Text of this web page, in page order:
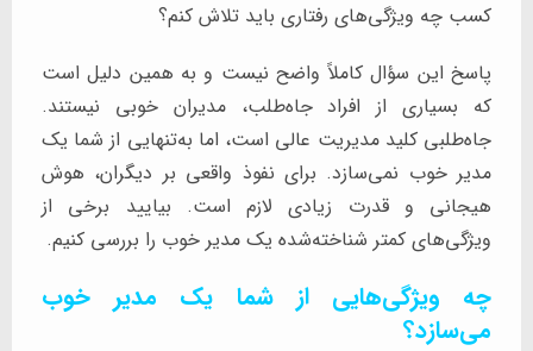
کسب چه ویژگی‌های رفتاری باید تلاش کنم؟
پاسخ این سؤال کاملاً واضح نیست و به همین دلیل است
که بسیاری از افراد جاه‌طلب، مدیران خوبی نیستند.
جاه‌طلبی کلید مدیریت عالی است، اما به‌تنهایی از شما یک
مدیر خوب نمی‌سازد. برای نفوذ واقعی بر دیگران، هوش
هیجانی و قدرت زیادی لازم است. بیایید برخی از
ویژگی‌های کمتر شناخته‌شده یک مدیر خوب را بررسی کنیم.
چه ویژگی‌هایی از شما یک مدیر خوب
می‌سازد؟